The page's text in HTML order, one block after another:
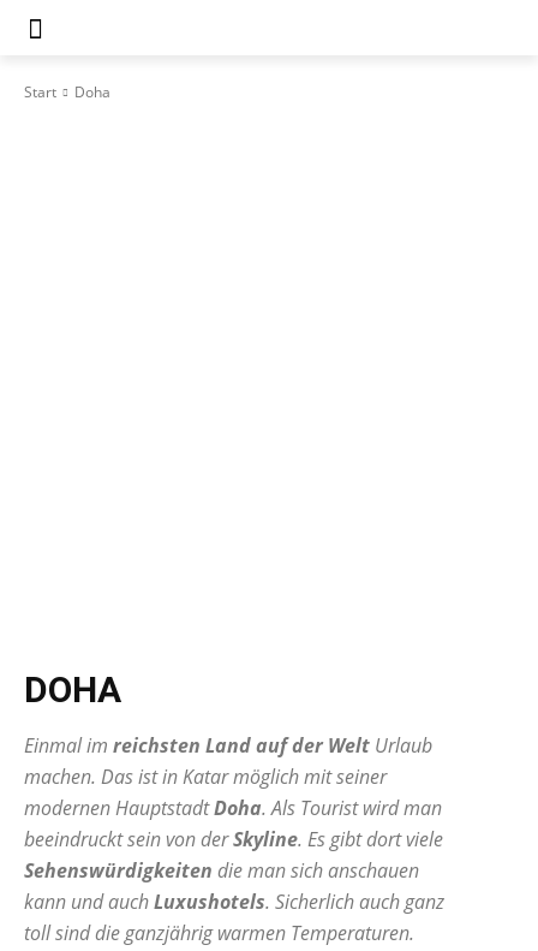
Start Doha
DOHA
Einmal im reichsten Land auf der Welt Urlaub
machen. Das ist in Katar möglich mit seiner
modernen HauptstadtDoha. Als Tourist wird man
beeindruckt sein von derSkyline. Es gibt dort viele
Sehenswürdigkeiten die man sich anschauen
kann und auchLuxushotels. Sicherlich auch ganz
toll sind die ganzjährig warmen Temperaturen.